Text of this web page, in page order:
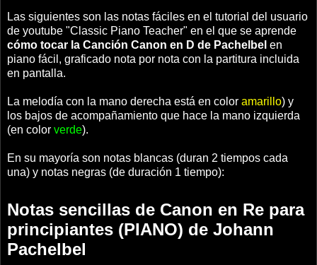
Las siguientes son las notas fáciles en el tutorial del usuario
de youtube "Classic Piano Teacher" en el que se aprende
cómo tocar la Canción Canon en D de Pachelbel en
piano fácil, graficado nota por nota con la partitura incluida
en pantalla.
La melodía con la mano derecha está en color amarillo) y
los bajos de acompañamiento que hace la mano izquierda
(en color verde).
En su mayoría son notas blancas (duran 2 tiempos cada
una) y notas negras (de duración 1 tiempo):
Notas sencillas de Canon en Re para
principiantes (PIANO) de Johann
Pachelbel